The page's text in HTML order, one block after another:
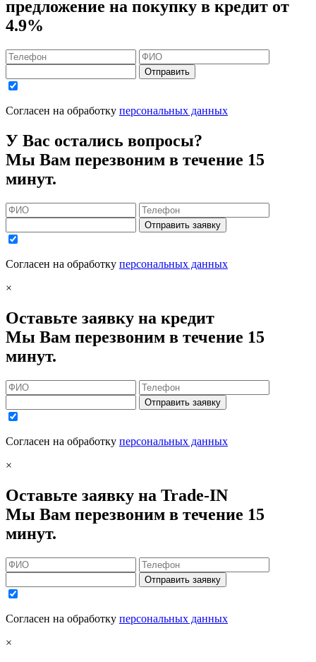
предложение на покупку в кредит от
4.9%
Отправить
Согласен на обработку персональных данных
У Вас остались вопросы?
Мы Вам перезвоним в течение 15
минут.
Отправить заявку
Согласен на обработку персональных данных
×
Оставьте заявку на кредит
Мы Вам перезвоним в течение 15
минут.
Отправить заявку
Согласен на обработку персональных данных
×
Оставьте заявку на Trade-IN
Мы Вам перезвоним в течение 15
минут.
Отправить заявку
Согласен на обработку персональных данных
×